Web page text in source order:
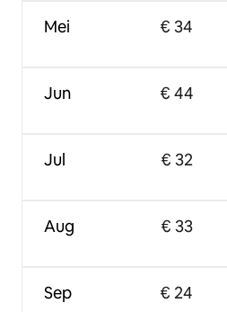
Mei
Jun
Jul
Aug
Sep
€ 34
€ 44
€ 32
€ 33
€ 24